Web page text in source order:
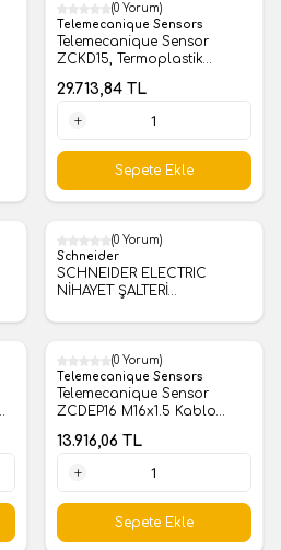
(0 Yorum)
Telemecanique Sensors
Telemecanique Sensor
ZCKD15, Termoplastik
Kafası
29.713,84 TL
1 Adet
Sepete Ekle
(0 Yorum)
Schneider
SCHNEIDER ELECTRIC
NİHAYET ŞALTERİ
Ayarlanabilir Kol
(0 Yorum)
Telemecanique Sensors
Telemecanique Sensor
ZCDEP16 M16x1.5 Kablo
13.916,06 TL
1 Adet
Sepete Ekle